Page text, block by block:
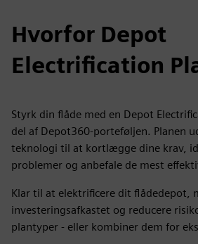
Hvorfor Depot
Electrification
Styrk din flåde med en Depot
del af Depot360-porteføljen. Planen
teknologi til at kortlægge dine krav,
problemer og anbefale de mest
Klar til at elektrificere dit flådedepot,
investeringsafkastet og reducere
plantyper - eller kombiner dem for